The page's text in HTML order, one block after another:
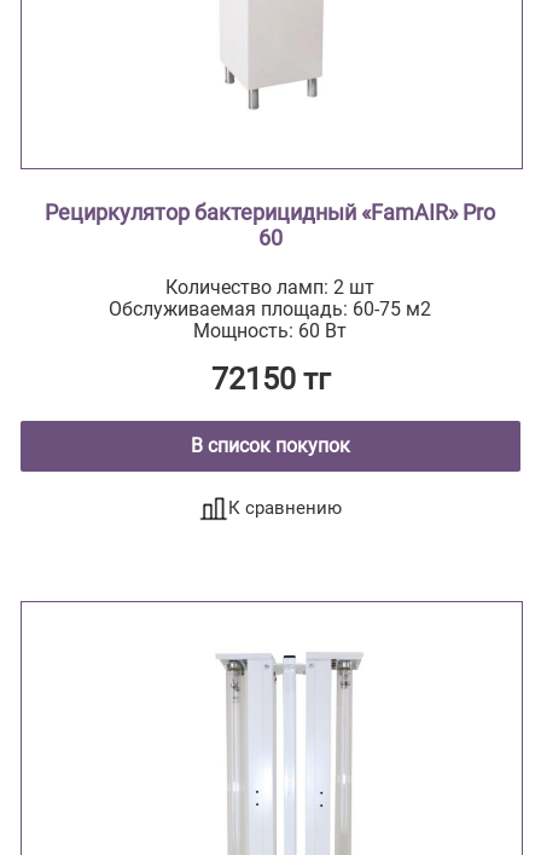
Рециркулятор бактерицидный «FamAIR» Pro
60
Количество ламп: 2 шт
Обслуживаемая площадь: 60-75 м2
Мощность: 60 Вт
72150 тг
В список покупок
К сравнению